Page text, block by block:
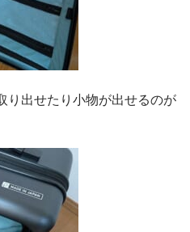
り出せたり小物が出せるのが